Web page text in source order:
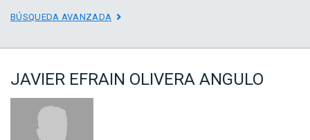
BÚSQUEDA AVANZADA
JAVIER EFRAIN OLIVERA ANGULO